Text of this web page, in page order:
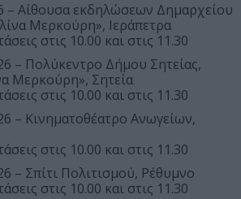
– Αίθουσα εκδηλώσεων Δημαρχείου
Μερκούρη», Ιεράπετρα
στις 10.00 και στις 11.30
– Πολύκεντρο Δήμου Σητείας,
Μερκούρη», Σητεία
στις 10.00 και στις 11.30
– Κινηματοθέατρο Ανωγείων,
στις 10.00 και στις 11.30
– Σπίτι Πολιτισμού, Ρέθυμνο
στις 10.00 και στις 11.30